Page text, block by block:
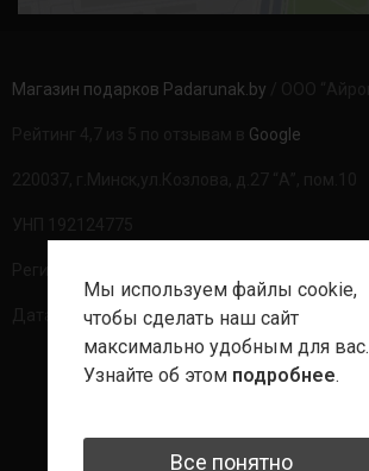
Магазин подарков Padarunak.by
Google
Дата регистрации: 20.08.2020г
Мы используем файлы cookie,
чтобы сделать наш сайт
максимально удобным для вас.
Узнайте об этом подробнее.
Все понятно